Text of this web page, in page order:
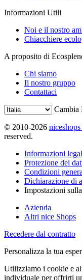
Informazioni Utili
Noi e il nostro
Chiacchiere
A proposito di
Chi siamo
Il nostro gruppo
Contattaci
Cambia
© 2010-2026
reserved.
Informazioni
Protezione dei
Condizioni
Dichiarazione di
Impostazioni
Azienda
Altri nice Shops
Recedere dal contratto
Personalizza la tua
Utilizziamo i cookie e
individuale per offrirti